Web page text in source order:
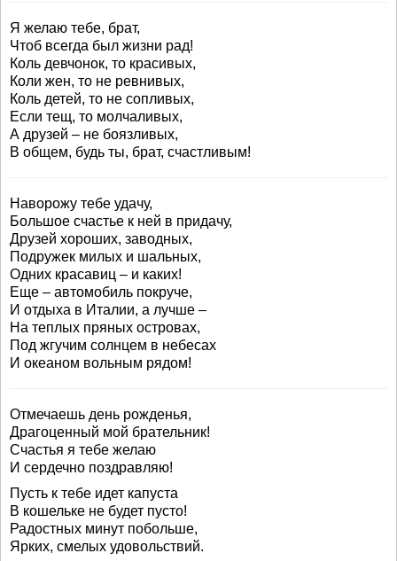
Я желаю тебе, брат,
Чтоб всегда был жизни рад!
Коль девчонок, то красивых,
Коли жен, то не ревнивых,
Коль детей, то не сопливых,
Если тещ, то молчаливых,
А друзей – не боязливых,
В общем, будь ты, брат, счастливым!
Наворожу тебе удачу,
Большое счастье к ней в придачу,
Друзей хороших, заводных,
Подружек милых и шальных,
Одних красавиц – и каких!
Еще – автомобиль покруче,
И отдыха в Италии, а лучше –
На теплых пряных островах,
Под жгучим солнцем в небесах
И океаном вольным рядом!
Отмечаешь день рожденья,
Драгоценный мой брательник!
Счастья я тебе желаю
И сердечно поздравляю!
Пусть к тебе идет капуста
В кошельке не будет пусто!
Радостных минут побольше,
Ярких, смелых удовольствий.